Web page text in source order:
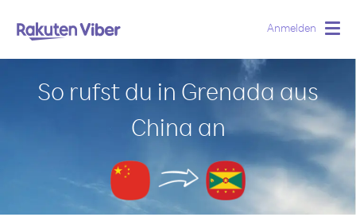
Anmelden
So rufst du in Grenada aus
China an